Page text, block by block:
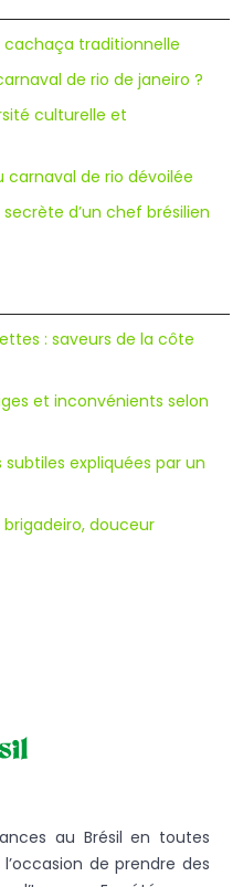
cachaça traditionnelle
de rio de janeiro ?
culturelle et
carnaval de rio dévoilée
d’un chef brésilien
: saveurs de la côte
et inconvénients selon
expliquées par un
douceur
au Brésil en toutes
de prendre des